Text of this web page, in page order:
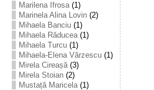
Marilena Ifrosa(1)
Marinela Alina Lovin(2)
Mihaela Banciu(1)
Mihaela Răducea(1)
Mihaela Turcu(1)
Mihaela-Elena Vărzescu(1)
Mirela Cireașă(3)
Mirela Stoian(2)
Mustață Maricela(1)